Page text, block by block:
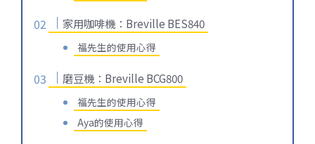
家用咖啡機：Breville BES840
福先生的使用心得
磨豆機：Breville BCG800
福先生的使用心得
Aya的使用心得